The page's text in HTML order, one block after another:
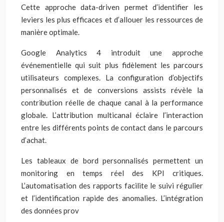
Cette approche data-driven permet d’identifier les
leviers les plus efficaces et d’allouer les ressources de
manière optimale.
Google Analytics 4 introduit une approche
événementielle qui suit plus fidèlement les parcours
utilisateurs complexes. La configuration d’objectifs
personnalisés et de conversions assists révèle la
contribution réelle de chaque canal à la performance
globale. L’attribution multicanal éclaire l’interaction
entre les différents points de contact dans le parcours
d’achat.
Les tableaux de bord personnalisés permettent un
monitoring en temps réel des KPI critiques.
L’automatisation des rapports facilite le suivi régulier
et l’identification rapide des anomalies. L’intégration
des données prov